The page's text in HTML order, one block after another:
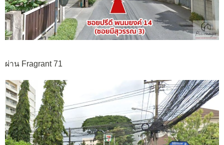
ผ่าน Fragrant 71